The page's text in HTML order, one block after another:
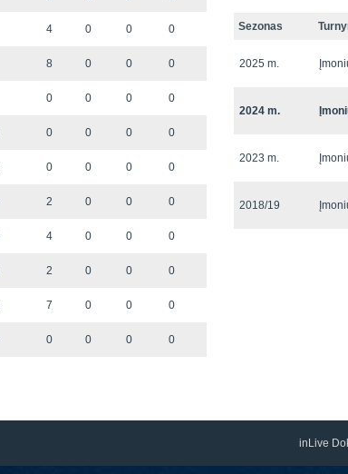
4 0 0 0
8 0 0 0
0 0 0 0
0 0 0 0
0 0 0 0
2 0 0 0
4 0 0 0
2 0 0 0
7 0 0 0
0 0 0 0
Sezonas
2025 m.
2024 m.
2023 m.
2018/19
inLive